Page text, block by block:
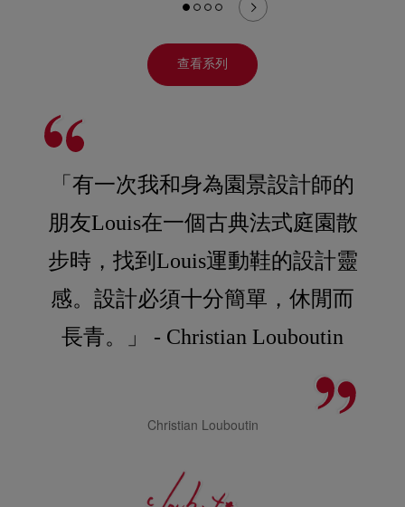
查看系列
「有一次我和身為園景設計師的
朋友Louis在一個古典法式庭園散
步時，找到Louis運動鞋的設計靈
感。設計必須十分簡單，休閒而
長青。」 - Christian Louboutin
Christian Louboutin